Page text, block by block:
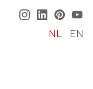
NL EN